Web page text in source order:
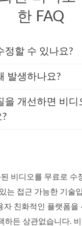
한 FAQ
정할 수 있나요?
발생하나요?
을 개선하면 비디
비디오를 무료로 수
는 접근 가능한 기술
자 친화적인 플랫폼을
하든 상관없습니다.